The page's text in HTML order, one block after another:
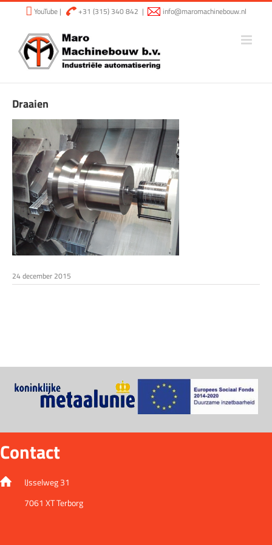
Ga
YouTube | +31 (315) 340 842 | info@maromachinebouw.nl
Draaien
24 december 2015
Contact
IJsselweg 31
7061 XT Terborg